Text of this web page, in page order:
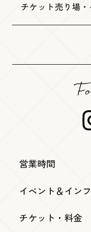
チケット売り場
営業時間
イベント＆イン
チケット・料金